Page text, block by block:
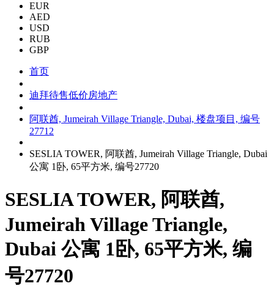
EUR
AED
USD
RUB
GBP
首页
迪拜待售低价房地产
阿联酋, Jumeirah Village Triangle, Dubai, 楼盘项目, 编号
27712
SESLIA TOWER, 阿联酋, Jumeirah Village Triangle, Dubai
公寓 1卧, 65平方米, 编号27720
SESLIA TOWER, 阿联酋,
Jumeirah Village Triangle,
Dubai 公寓 1卧, 65平方米, 编
号27720